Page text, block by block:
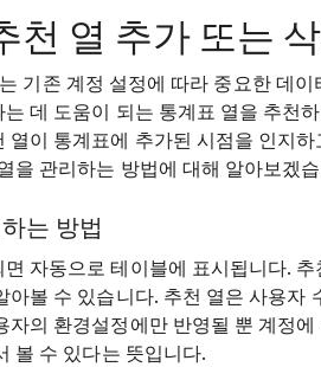
천 열 추가 또는
기존 계정 설정에 따라 중요한 데이
데 도움이 되는 통계표 열을 추천
열이 통계표에 추가된 시점을 인지
을 관리하는 방법에 대해 알아보겠
는 방법
자동으로 테이블에 표시됩니다.
아볼 수 있습니다. 추천 열은 사용자
자의 환경설정에만 반영될 뿐 계정
볼 수 있다는 뜻입니다.